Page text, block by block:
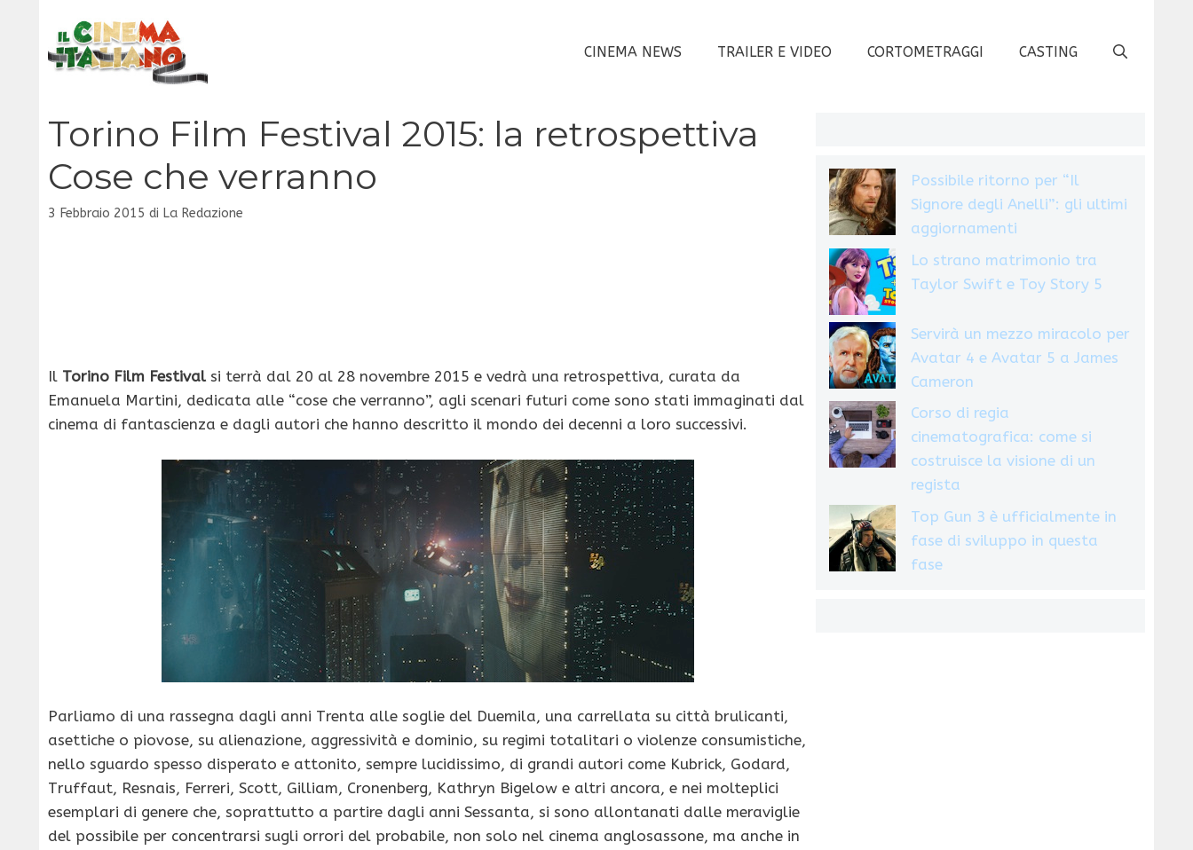
contenuto
CINEMA NEWS TRAILER E VIDEO CORTOMETRAGGI CASTING
Torino Film Festival 2015: la retrospettiva
Cose che verranno
3 Febbraio 2015 di La Redazione
Il Torino Film Festivalsi terrà dal 20 al 28 novembre 2015 e vedrà una retrospettiva, curata da
Emanuela Martini, dedicata alle “cose che verranno”, agli scenari futuri come sono stati immaginati dal
cinema di fantascienza e dagli autori che hanno descritto il mondo dei decenni a loro successivi.
Parliamo di una rassegna dagli anni Trenta alle soglie del Duemila, una carrellata su città brulicanti,
asettiche o piovose, su alienazione, aggressività e dominio, su regimi totalitari o violenze consumistiche,
nello sguardo spesso disperato e attonito, sempre lucidissimo, di grandi autori come Kubrick, Godard,
Truffaut, Resnais, Ferreri, Scott, Gilliam, Cronenberg, Kathryn Bigelow e altri ancora, e nei molteplici
esemplari di genere che, soprattutto a partire dagli anni Sessanta, si sono allontanati dalle meraviglie
del possibile per concentrarsi sugli orrori del probabile, non solo nel cinema anglosassone, ma anche in
Possibile ritorno per “Il
Signore degli Anelli”: gli ultimi
aggiornamenti
Lo strano matrimonio tra
Taylor Swift e Toy Story 5
Servirà un mezzo miracolo per
Avatar 4 e Avatar 5 a James
Cameron
Corso di regia
cinematografica: come si
costruisce la visione di un
regista
Top Gun 3 è ufficialmente in
fase di sviluppo in questa
fase